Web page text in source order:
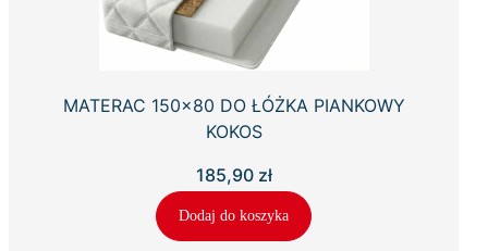
MATERAC 150×80 DO ŁÓŻKA PIANKOWY
KOKOS
185,90 zł
Dodaj do koszyka